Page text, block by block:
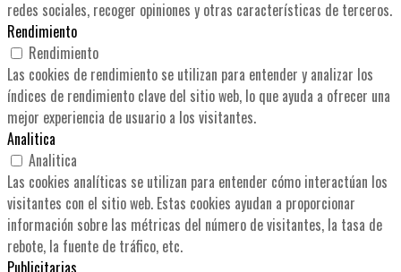
redes sociales, recoger opiniones y otras características de terceros.
Rendimiento
Rendimiento
Las cookies de rendimiento se utilizan para entender y analizar los
índices de rendimiento clave del sitio web, lo que ayuda a ofrecer una
mejor experiencia de usuario a los visitantes.
Analitica
Analitica
Las cookies analíticas se utilizan para entender cómo interactúan los
visitantes con el sitio web. Estas cookies ayudan a proporcionar
información sobre las métricas del número de visitantes, la tasa de
rebote, la fuente de tráfico, etc.
Publicitarias